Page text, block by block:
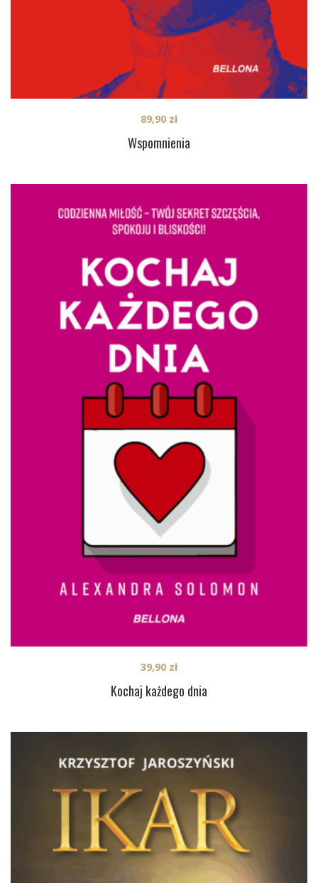
Wspomnienia
89,90 zł
Kochaj każdego dnia
39,90 zł